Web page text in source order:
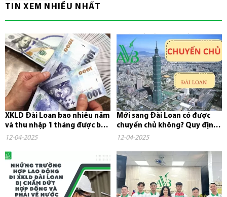
TIN XEM NHIỀU NHẤT
XKLD Đài Loan bao nhiêu năm
và thu nhập 1 tháng được bao
nhiêu tiền?
12-04-2025
Mới sang Đài Loan có được
chuyển chủ không? Quy định,
chi phí và những điều cần...
12-04-2025